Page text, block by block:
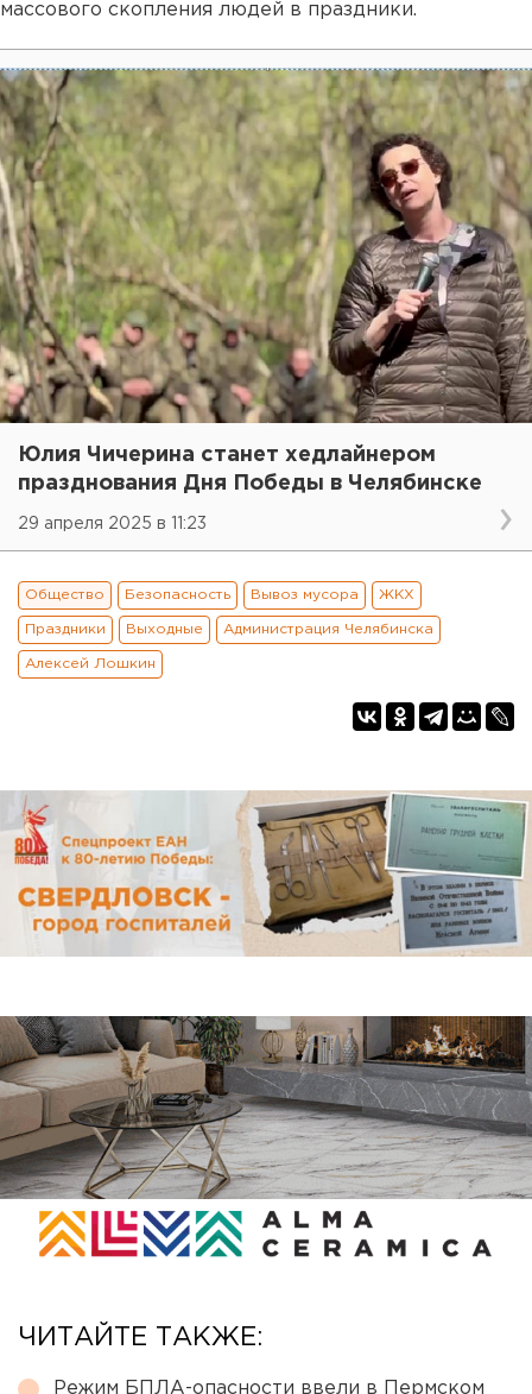
массового скопления людей в праздники.
Юлия Чичерина станет хедлайнером
празднования Дня Победы в Челябинске
29 апреля 2025 в 11:23
Общество Безопасность Вывоз мусора ЖКХ
Праздники Выходные Администрация Челябинска
Алексей Лошкин
ЧИТАЙТЕ ТАКЖЕ:
Режим БПЛА-опасности ввели в Пермском